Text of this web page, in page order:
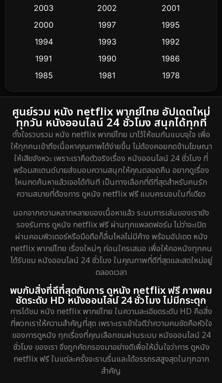
Crime อาชญากรรม 289
Culture
Dance เต้น
Detective สืบสวน 5
Detective สืบสวน 40
Disaster 4
Disney+ 20
Documentary สารคดี 72
Drama ดราม่า 648
Dystopian 8
Emotional 52
Epic มหากาพย์ 16
Erotic 7
Family ครอบครัว 150
2003
2002
2001
2000
1997
1995
1994
1993
1992
1991
1990
1986
1985
1981
1978
1974
ศูนย์รวม หนัง netflix พากย์ไทย อัปเดตใหม่
ทุกวัน หนังออนไลน์ 24 ชั่วโมง สนุกได้ทุกที่
ตั้งใจรวบรวม หนัง netflix พากย์ไทย มาไว้ให้ชมกันแบบจุใจ เพื่อ
ให้ทุกคนเข้าถึงเนื้อหาคุณภาพได้ง่ายขึ้น ไม่ต้องคอยกดข้ามโฆษณา
ให้เสียจังหวะ เพราะเราคือตัวจริงเรื่อง หนังออนไลน์ 24 ชั่วโมง ที่
พร้อมสแตนด์บายส่งมอบความสนุกให้คุณตลอดคืน อยากดูเรื่อง
ไหนกดค้นหาแล้วเจอได้ทันที เป็นทางเลือกที่ดีที่สุดสำหรับคนรัก
ความสบายที่ต้องการ ดูหนัง netflix ฟรี แบบครบจบในที่เดียว
นอกจากความหลากหลายของเนื้อหาแล้ว ระบบการเล่นของเรายัง
รองรับการ ดูหนัง netflix ฟรี ผ่านทุกแพลตฟอร์ม ไม่ว่าจะเปิด
ผ่านคอมพิวเตอร์หรือมือถือก็ลื่นไหลไม่มีค้าง พร้อมอัปเดต หนัง
netflix พากย์ไทย เรื่องใหม่ๆ ก่อนใครเสมอ เพื่อให้คอหนังทุกคน
ได้รับชม หนังออนไลน์ 24 ชั่วโมง ในคุณภาพที่ดีที่สุดและสดใหม่อยู่
ตลอดเวลา
พบกับสิ่งที่ดีที่สุดกับการ ดูหนัง netflix ฟรี ภาพคม
ชัดระดับ HD หนังออนไลน์ 24 ชั่วโมง ไม่มีกระตุก
การได้ชม หนัง netflix พากย์ไทย ในความละเอียดระดับ HD คือสิ่ง
ที่พวกเราให้ความสำคัญที่สุด เพราะเราเข้าใจดีว่าความคมชัดคือหัวใจ
ของการดูหนัง ทุกเรื่องที่คุณเลือกชมผ่านระบบ หนังออนไลน์ 24
ชั่วโมง ของเรา จึงถูกคัดกรองมาอย่างดีเพื่อให้มั่นใจว่าการ ดูหนัง
netflix ฟรี ในแต่ละครั้งจะราบรื่นและได้อรรถรสสูงสุดในทุกฉาก
สำคัญ